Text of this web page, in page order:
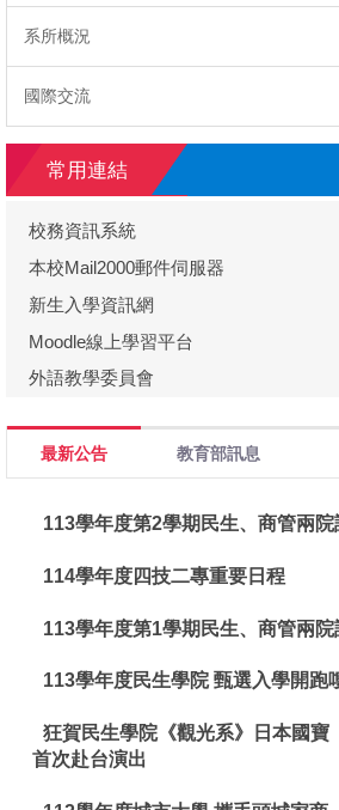
系所概況
國際交流
常用連結
校務資訊系統
本校Mail2000郵件伺服器
新生入學資訊網
Moodle線上學習平台
外語教學委員會
最新公告 教育部訊息
113學年度第2學期民生、商管兩
114學年度四技二專重要日程
113學年度第1學期民生、商管兩
113學年度民生學院 甄選入學開跑
狂賀民生學院《觀光系》日本國寶
首次赴台演出